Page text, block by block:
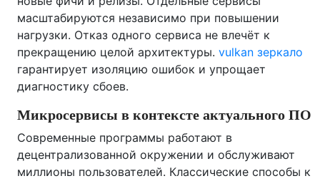
масштабируются независимо при повышении
нагрузки. Отказ одного сервиса не влечёт к
прекращению целой архитектуры. vulkan зеркало
гарантирует изоляцию ошибок и упрощает
диагностику сбоев.
Микросервисы в контексте актуального ПО
Современные программы работают в
децентрализованной окружении и обслуживают
миллионы пользователей. Классические способы к